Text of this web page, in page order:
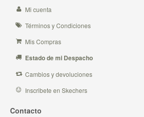
Mi cuenta
Términos y Condiciones
Mis Compras
Estado de mi Despacho
Cambios y devoluciones
Inscribete en Skechers
Contacto